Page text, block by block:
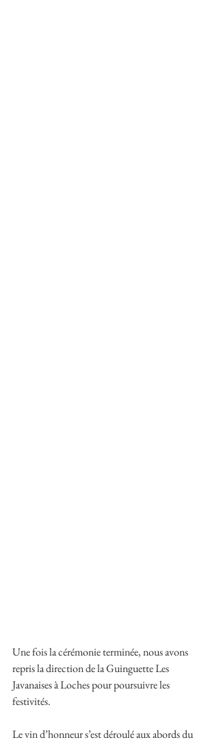
Une fois la cérémonie terminée, nous avons
repris la direction de la Guinguette Les
Javanaises à Loches pour poursuivre les
festivités.
Le vin d’honneur s’est déroulé aux abords du